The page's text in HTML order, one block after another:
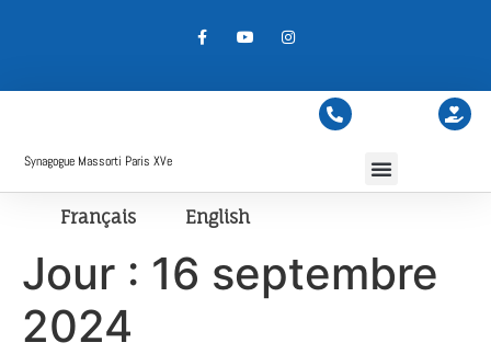
Synagogue Massorti Paris XVe
Français English
Jour : 16 septembre
2024